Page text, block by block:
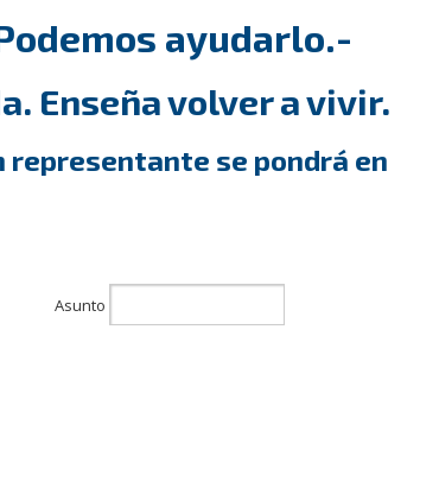
ayudarlo.-
Enseña volver a vivir.
se pondrá en
Asunto